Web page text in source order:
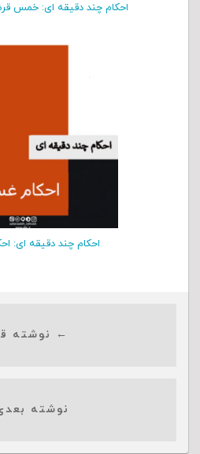
احکام چند دقیقه ای: خمس
احکام چند دقیقه ای:
← نوشته
نوشته